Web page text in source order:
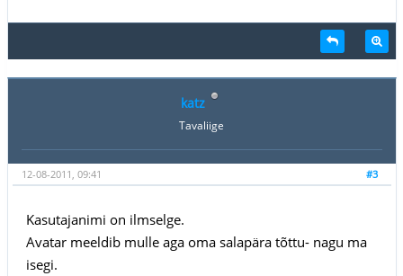
katz
Tavaliige
#3
12-08-2011, 09:41
Kasutajanimi on ilmselge.
Avatar meeldib mulle aga oma salapära tõttu- nagu ma
isegi.